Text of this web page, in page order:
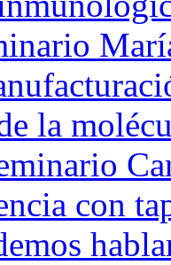
la
con